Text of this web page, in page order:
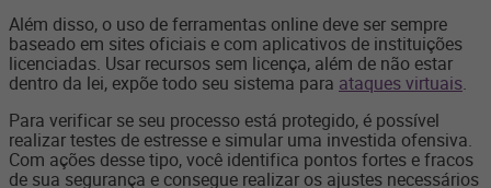
Além disso, o uso de ferramentas online deve ser sempre
baseado em sites oficiais e com aplicativos de instituições
licenciadas. Usar recursos sem licença, além de não estar
dentro da lei, expõe todo seu sistema para ataques virtuais.
Para verificar se seu processo está protegido, é possível
realizar testes de estresse e simular uma investida ofensiva.
Com ações desse tipo, você identifica pontos fortes e fracos
de sua segurança e consegue realizar os ajustes necessários